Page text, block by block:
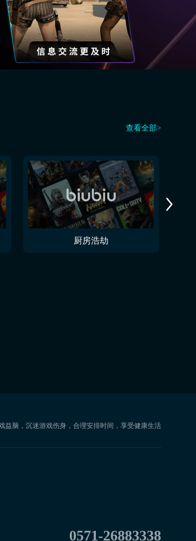
查看全部>
厨房浩劫
益脑，沉迷游戏伤身，合理安排时间，享受健康生活
0571-26883338